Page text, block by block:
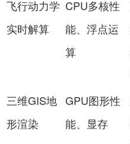
飞行动力学
实时解算
CPU多核性
能、浮点运
算
三维GIS地
形渲染
GPU图形性
能、显存